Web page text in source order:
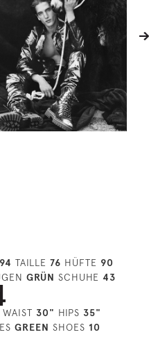
94 TAILLE 76 HÜFTE 90
GRÜN SCHUHE 43
WAIST 30" HIPS 35"
GREEN SHOES 10